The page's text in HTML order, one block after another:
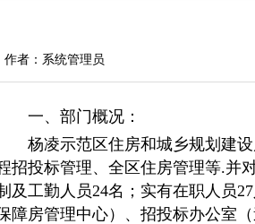
作者：系统管理员
一、部门概况：
杨凌示范区住房和城乡规划建
招投标管理、全区住房管理等.并
及工勤人员24名；实有在职人员
障房管理中心）、招投标办公室